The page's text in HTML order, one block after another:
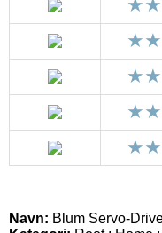
Navn: Blum Servo-